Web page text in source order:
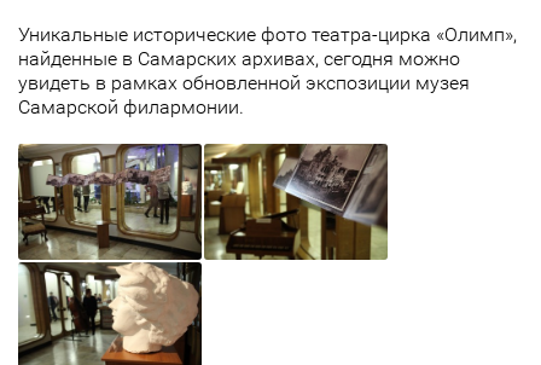
Уникальные исторические фото театра-цирка «Олимп»,
найденные в Самарских архивах, сегодня можно
увидеть в рамках обновленной экспозиции музея
Самарской филармонии.